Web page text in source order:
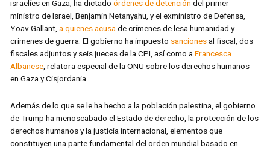
israelíes en Gaza; ha dictadoórdenes de detención del primer
ministro de Israel, Benjamin Netanyahu, y el exministro de Defensa,
Yoav Gallant,a quienes acusa de crímenes de lesa humanidad y
crímenes de guerra. El gobierno ha impuesto sancionesal fiscal, dos
fiscales adjuntos y seis jueces de la CPI, así como aFrancesca
Albanese , relatora especial de la ONU sobre los derechos humanos
en Gaza y Cisjordania.
Además de lo que se le ha hecho a la población palestina, el gobierno
de Trump ha menoscabado el Estado de derecho, la protección de los
derechos humanos y la justicia internacional, elementos que
constituyen una parte fundamental del orden mundial basado en